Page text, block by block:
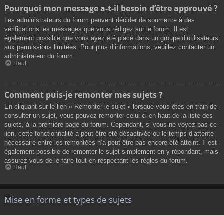
Pourquoi mon message a-t-il besoin d’être approuvé ?
Les administrateurs du forum peuvent décider de soumettre à des
vérifications les messages que vous rédigez sur le forum. Il est
également possible que vous ayez été placé dans un groupe d’utilisateurs
aux permissions limitées. Pour plus d’informations, veuillez contacter un
administrateur du forum.
Haut
Comment puis-je remonter mes sujets ?
En cliquant sur le lien « Remonter le sujet » lorsque vous êtes en train de
consulter un sujet, vous pouvez remonter celui-ci en haut de la liste des
sujets, à la première page du forum. Cependant, si vous ne voyez pas ce
lien, cette fonctionnalité a peut-être été désactivée ou le temps d’attente
nécessaire entre les remontées n’a peut-être pas encore été atteint. Il est
également possible de remonter le sujet simplement en y répondant, mais
assurez-vous de le faire tout en respectant les règles du forum.
Haut
Mise en forme et types de sujets